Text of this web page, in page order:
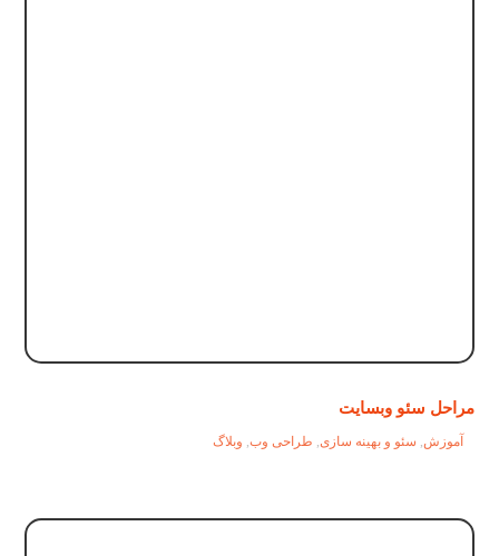
مراحل سئو وبسایت
آموزش سئو و بهینه سازی طراحی وب وبلاگ